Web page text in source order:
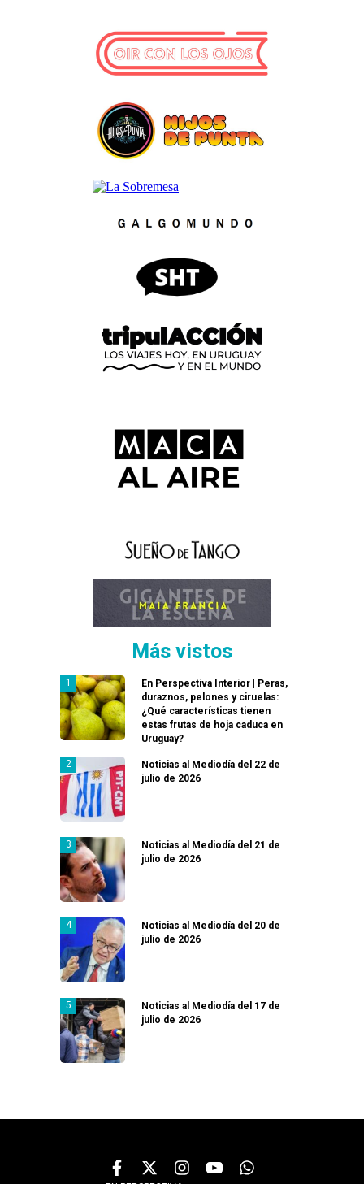
Más vistos
En Perspectiva Interior | Peras,
duraznos, pelones y ciruelas:
¿Qué características tienen
estas frutas de hoja caduca en
Uruguay?
Noticias al Mediodía del 22 de
julio de 2026
Noticias al Mediodía del 21 de
julio de 2026
Noticias al Mediodía del 20 de
julio de 2026
Noticias al Mediodía del 17 de
julio de 2026